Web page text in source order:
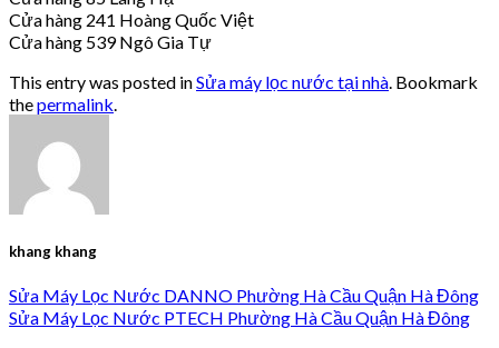
Cửa hàng 241 Hoàng Quốc Việt
Cửa hàng 539 Ngô Gia Tự
This entry was posted inSửa máy lọc nước tại nhà . Bookmark
thepermalink
khang khang
Sửa Máy Lọc Nước DANNO Phường Hà Cầu Quận Hà Đông
Sửa Máy Lọc Nước PTECH Phường Hà Cầu Quận Hà Đông